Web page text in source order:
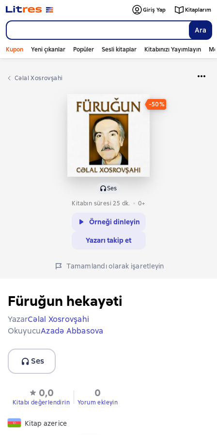
Ara
Giriş Yap Kitaplarım
Kupon Yeni çıkanlar Popüler Sesli kitaplar Kitabınızı Yayımlayın
Cəlal Xosrovşahi
−50%
Ses
Kitabın süresi 25 dk.
0+
Örneği dinleyin
Yazarı takip et
Tamamlandı olarak işaretleyin
Füruğun hekayəti
YazarCəlal Xosrovşahi
OkuyucuAzadə Abbasova
Ses
0,0
Kitabı değerlendirin
0
Yorum ekleyin
Kitap azerice